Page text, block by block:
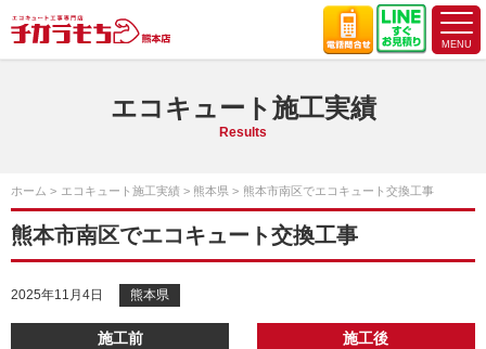
エコキュート施工実績
Results
ホーム エコキュート施工実績 熊本県 熊本市南区でエコキュート交換工事
熊本市南区でエコキュート交換工事
2025年11月4日 熊本県
施工前 施工後